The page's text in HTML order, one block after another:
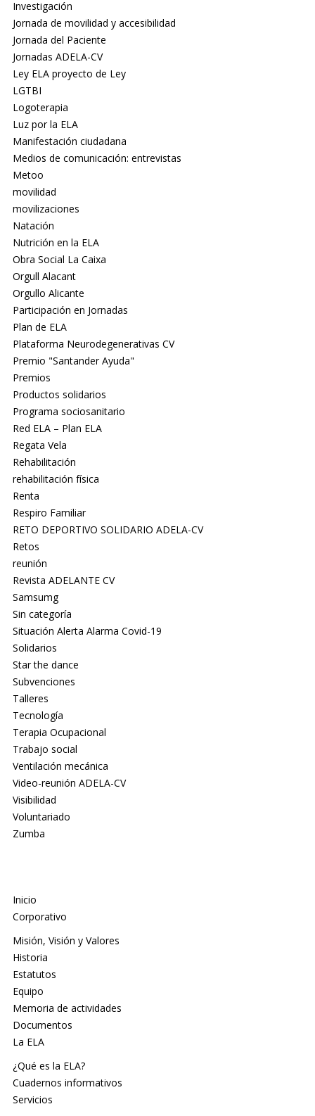
Investigación
Jornada de movilidad y accesibilidad
Jornada del Paciente
Jornadas ADELA-CV
Ley ELA proyecto de Ley
LGTBI
Logoterapia
Luz por la ELA
Manifestación ciudadana
Medios de comunicación: entrevistas
Metoo
movilidad
movilizaciones
Natación
Nutrición en la ELA
Obra Social La Caixa
Orgull Alacant
Orgullo Alicante
Participación en Jornadas
Plan de ELA
Plataforma Neurodegenerativas CV
Premio "Santander Ayuda"
Premios
Productos solidarios
Programa sociosanitario
Red ELA – Plan ELA
Regata Vela
Rehabilitación
rehabilitación física
Renta
Respiro Familiar
RETO DEPORTIVO SOLIDARIO ADELA-CV
Retos
reunión
Revista ADELANTE CV
Samsumg
Sin categoría
Situación Alerta Alarma Covid-19
Solidarios
Star the dance
Subvenciones
Talleres
Tecnología
Terapia Ocupacional
Trabajo social
Ventilación mecánica
Video-reunión ADELA-CV
Visibilidad
Voluntariado
Zumba
Inicio
Corporativo
Misión, Visión y Valores
Historia
Estatutos
Equipo
Memoria de actividades
Documentos
La ELA
¿Qué es la ELA?
Cuadernos informativos
Servicios